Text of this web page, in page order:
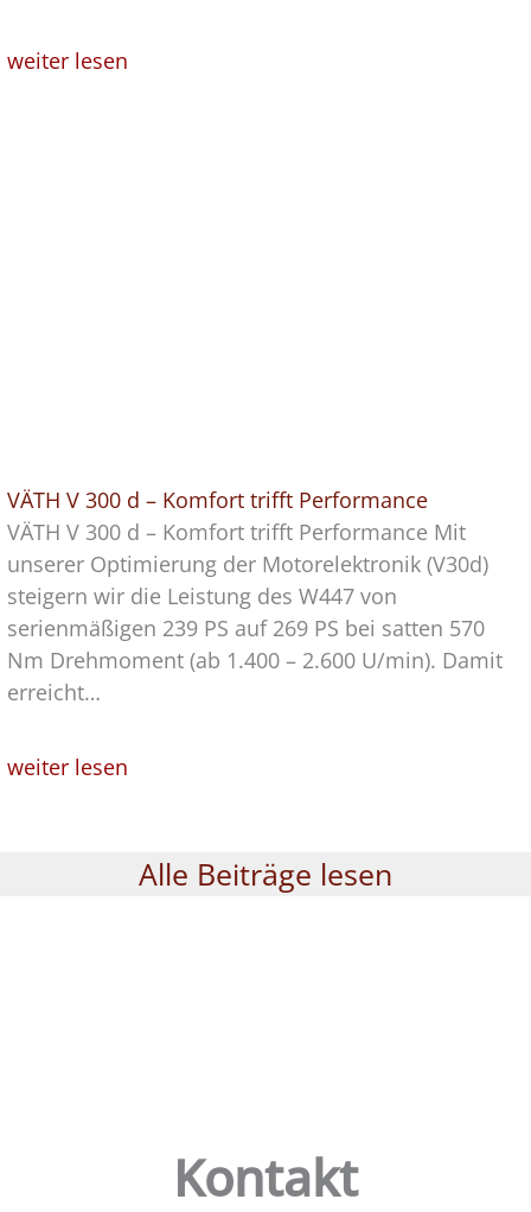
weiter lesen
VÄTH V 300 d – Komfort trifft Performance
VÄTH V 300 d – Komfort trifft Performance Mit
unserer Optimierung der Motorelektronik (V30d)
steigern wir die Leistung des W447 von
serienmäßigen 239 PS auf 269 PS bei satten 570
Nm Drehmoment (ab 1.400 – 2.600 U/min). Damit
erreicht…
weiter lesen
Alle Beiträge lesen
Kontakt